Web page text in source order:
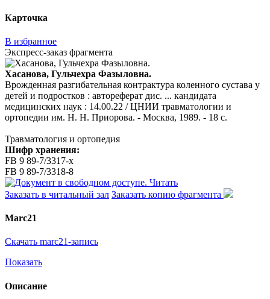
Карточка
В избранное
Экспресс-заказ фрагмента
Хасанова, Гульчехра Фазыловна.
Врожденная разгибательная контрактура коленного сустава у
детей и подростков : автореферат дис. ... кандидата
медицинских наук : 14.00.22 / ЦНИИ травматологии и
ортопедии им. Н. Н. Приорова. - Москва, 1989. - 18 с.
Травматология и ортопедия
Шифр хранения:
FB 9 89-7/3317-x
FB 9 89-7/3318-8
Читать
Заказать в читальный зал Заказать копию фрагмента
Marc21
Скачать marc21-запись
Показать
Описание